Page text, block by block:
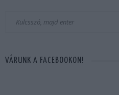
VÁRUNK A FACEBOOKON!